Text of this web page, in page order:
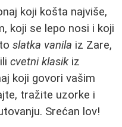
koji košta najviše,
koji se lepo nosi i koji
slatka vanila iz Zare,
cvetni klasikiz
koji govori vašim
tražite uzorke i
Srećan lov!